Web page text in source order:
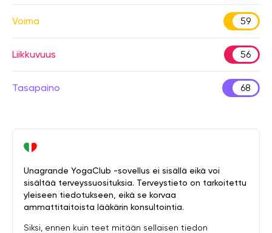
Voima 59
Liikkuvuus 56
Tasapaino 68
Unagrande YogaClub -sovellus ei sisällä eikä voi
sisältää terveyssuosituksia. Terveystieto on tarkoitettu
yleiseen tiedotukseen, eikä se korvaa
ammattitaitoista lääkärin konsultointia.
Siksi, ennen kuin teet mitään sellaisen tiedon